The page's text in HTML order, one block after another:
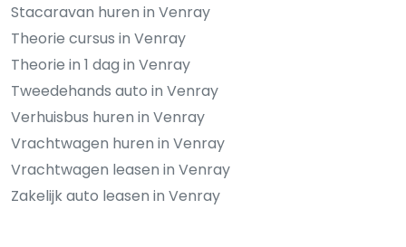
Stacaravan huren in Venray
Theorie cursus in Venray
Theorie in 1 dag in Venray
Tweedehands auto in Venray
Verhuisbus huren in Venray
Vrachtwagen huren in Venray
Vrachtwagen leasen in Venray
Zakelijk auto leasen in Venray